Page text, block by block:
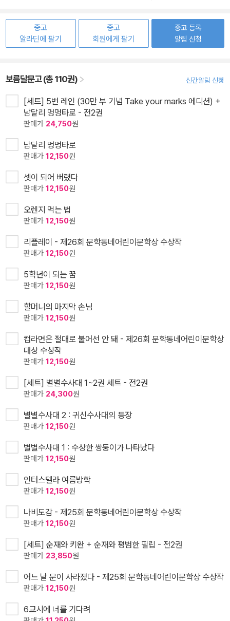
중고
알라딘에 팔기
중고
회원에게 팔기
중고 등록
알림 신청
보름달문고 (총 110권) 신간알림 신청
[세트] 5번 레인 (30만 부 기념 Take your marks 에디션) +
남달리 멍멍타로 - 전2권
판매가 24,750원
남달리 멍멍타로
판매가 12,150원
셋이 되어 버렸다
판매가 12,150원
오렌지 먹는 법
판매가 12,150원
리플레이 - 제26회 문학동네어린이문학상 수상작
판매가 12,150원
5학년이 되는 꿈
판매가 12,150원
할머니의 마지막 손님
판매가 12,150원
컵라면은 절대로 불어선 안 돼 - 제26회 문학동네어린이문학상
대상 수상작
판매가 12,150원
[세트] 별별수사대 1~2권 세트 - 전2권
판매가 24,300원
별별수사대 2 : 귀신수사대의 등장
판매가 12,150원
별별수사대 1 : 수상한 쌍둥이가 나타났다
판매가 12,150원
인터스텔라 여름방학
판매가 12,150원
나비도감 - 제25회 문학동네어린이문학상 수상작
판매가 12,150원
[세트] 순재와 키완 + 순재와 평범한 필립 - 전2권
판매가 23,850원
어느 날 문이 사라졌다 - 제25회 문학동네어린이문학상 수상작
판매가 12,150원
6교시에 너를 기다려